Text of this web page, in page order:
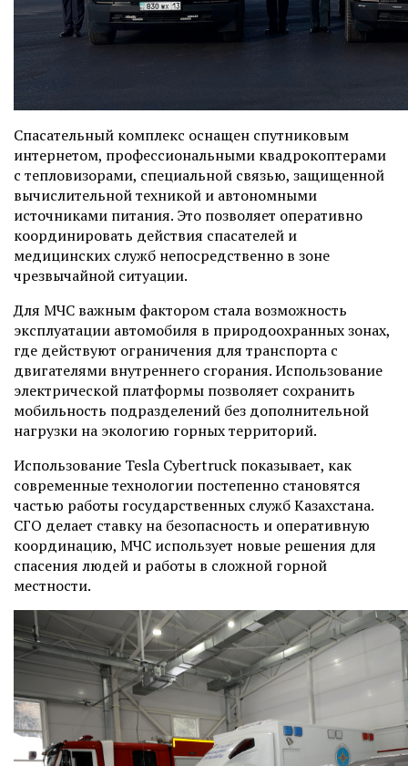
Спасательный комплекс оснащен спутниковым
интернетом, профессиональными квадрокоптерами
с тепловизорами, специальной связью, защищенной
вычислительной техникой и автономными
источниками питания. Это позволяет оперативно
координировать действия спасателей и
медицинских служб непосредственно в зоне
чрезвычайной ситуации.
Для МЧС важным фактором стала возможность
эксплуатации автомобиля в природоохранных зонах,
где действуют ограничения для транспорта с
двигателями внутреннего сгорания. Использование
электрической платформы позволяет сохранить
мобильность подразделений без дополнительной
нагрузки на экологию горных территорий.
Использование Tesla Cybertruck показывает, как
современные технологии постепенно становятся
частью работы государственных служб Казахстана.
СГО делает ставку на безопасность и оперативную
координацию, МЧС использует новые решения для
спасения людей и работы в сложной горной
местности.